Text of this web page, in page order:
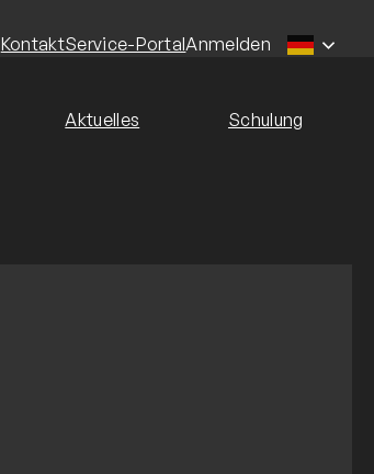
KontaktService-PortalAnmelden
Aktuelles Schulung